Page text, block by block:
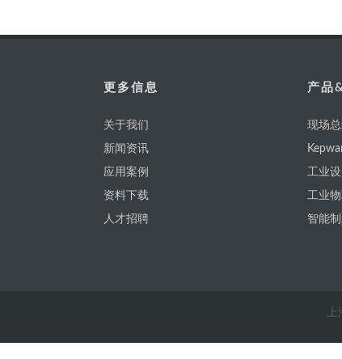
更多信息
关于我们
新闻资讯
应用案例
资料下载
人才招聘
产品
现场
工业
工业
智能